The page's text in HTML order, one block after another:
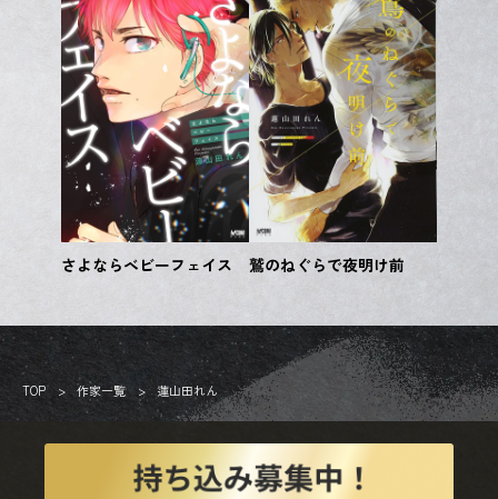
さよならベビーフェイス 鷲のねぐらで夜明け前
TOP 作家一覧 蓮山田れん